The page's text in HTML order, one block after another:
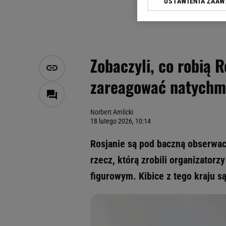
Zobaczyli, co robią
zareagować
Norbert Amlicki
18 lutego 2026, 10:14
Rosjanie są pod baczną
rzecz, którą zrobili
figurowym. Kibice z tego kraju
Klikając „Akceptuję”
Zaufanych Partnerów i
My, nasi Zaufani
Użycie dokładnych
Przechowywanie